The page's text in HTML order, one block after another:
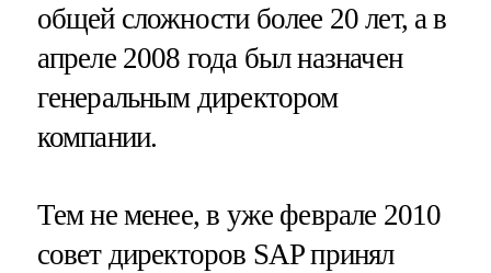
общей сложности более 20 лет, а в
апреле 2008 года был назначен
генеральным директором
компании.
Тем не менее, в уже феврале 2010
совет директоров SAP принял